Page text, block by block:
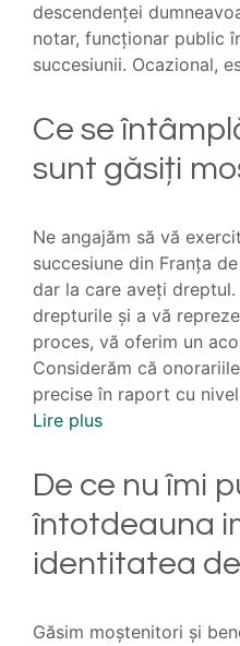
descendenței
notar, funcționar public
succesiunii. Ocazional,
Ce se
sunt găsiți
Ne angajăm să vă
succesiune din Franța
dar la care aveți
drepturile și a vă
proces, vă oferim un
Considerăm că
precise în raport cu
Lire plus
De ce nu îmi
întotdeauna
identitatea
Găsim moștenitori și